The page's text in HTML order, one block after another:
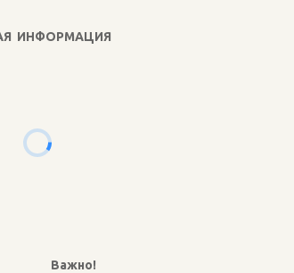
ИНФОРМАЦИЯ
Важно!